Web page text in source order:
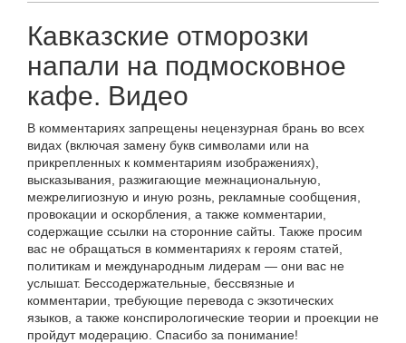
Кавказские отморозки
напали на подмосковное
кафе. Видео
В комментариях запрещены нецензурная брань во всех
видах (включая замену букв символами или на
прикрепленных к комментариям изображениях),
высказывания, разжигающие межнациональную,
межрелигиозную и иную рознь, рекламные сообщения,
провокации и оскорбления, а также комментарии,
содержащие ссылки на сторонние сайты. Также просим
вас не обращаться в комментариях к героям статей,
политикам и международным лидерам — они вас не
услышат. Бессодержательные, бессвязные и
комментарии, требующие перевода с экзотических
языков, а также конспирологические теории и проекции не
пройдут модерацию. Спасибо за понимание!